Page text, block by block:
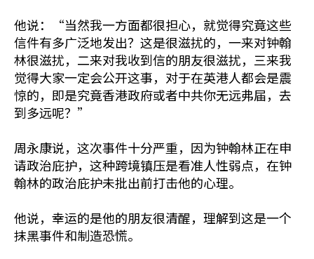
他说：“当然我一方面都很担心，就觉得究竟这些
信件有多广泛地发出？这是很滋扰的，一来对钟翰
林很滋扰，二来对我收到信的朋友很滋扰，三来我
觉得大家一定会公开这事，对于在英港人都会是震
惊的，即是究竟香港政府或者中共你无远弗届，去
到多远呢？”
周永康说，这次事件十分严重，因为钟翰林正在申
请政治庇护，这种跨境镇压是看准人性弱点，在钟
翰林的政治庇护未批出前打击他的心理。
他说，幸运的是他的朋友很清醒，理解到这是一个
抹黑事件和制造恐慌。